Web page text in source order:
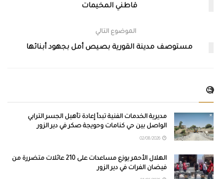
قاطني المخيمات
الموضوع التالي
مستوصف مدينة القورية بصيص أمل بجهود أبنائها
🧐
مديرية الخدمات الفنية تبدأ إعادة تأهيل الجسر الترابي
الواصل بين حي كنامات وحويجة صكر في دير الزور
الهلال الأحمر يوزع مساعدات على 210 عائلات متضررة من
فيضان الفرات في دير الزور